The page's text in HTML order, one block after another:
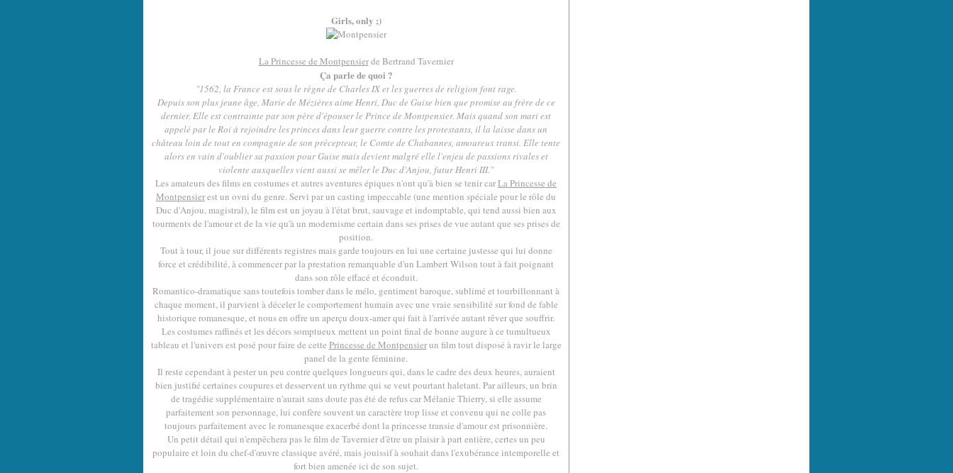
Girls, only ;)
La Princesse de Montpensierde Bertrand Tavernier
Ça parle de quoi ?
"1562, la France est sous le règne de Charles IX et les guerres de religion font rage.
Depuis son plus jeune âge, Marie de Mézières aime Henri, Duc de Guise bien que promise au frère de ce
dernier. Elle est contrainte par son père d'épouser le Prince de Montpensier. Mais quand son mari est
appelé par le Roi à rejoindre les princes dans leur guerre contre les protestants, il la laisse dans un
château loin de tout en compagnie de son précepteur, le Comte de Chabannes, amoureux transi. Elle tente
alors en vain d'oublier sa passion pour Guise mais devient malgré elle l'enjeu de passions rivales et
violente auxquelles vient aussi se mêler le Duc d'Anjou, futur Henri III."
Les amateurs des films en costumes et autres aventures épiques n'ont qu'à bien se tenir carLa Princesse de
Montpensierest un ovni du genre. Servi par un casting impeccable (une mention spéciale pour le rôle du
Duc d'Anjou, magistral), le film est un joyau à l'état brut, sauvage et indomptable, qui tend aussi bien aux
tourments de l'amour et de la vie qu'à un modernisme certain dans ses prises de vue autant que ses prises de
position.
Tout à tour, il joue sur différents registres mais garde toujours en lui une certaine justesse qui lui donne
force et crédibilité, à commencer par la prestation remarquable d'un Lambert Wilson tout à fait poignant
dans son rôle effacé et éconduit.
Romantico-dramatique sans toutefois tomber dans le mélo, gentiment baroque, sublimé et tourbillonnant à
chaque moment, il parvient à déceler le comportement humain avec une vraie sensibilité sur fond de fable
historique romanesque, et nous en offre un aperçu doux-amer qui fait à l'arrivée autant rêver que souffrir.
Les costumes raffinés et les décors somptueux mettent un point final de bonne augure à ce tumultueux
tableau et l'univers est posé pour faire de cette Princesse de Montpensierun film tout disposé à ravir le large
panel de la gente féminine.
Il reste cependant à pester un peu contre quelques longueurs qui, dans le cadre des deux heures, auraient
bien justifié certaines coupures et desservent un rythme qui se veut pourtant haletant. Par ailleurs, un brin
de tragédie supplémentaire n'aurait sans doute pas été de refus car Mélanie Thierry, si elle assume
parfaitement son personnage, lui confère souvent un caractère trop lisse et convenu qui ne colle pas
toujours parfaitement avec le romanesque exacerbé dont la princesse transie d'amour est prisonnière.
Un petit détail qui n'empêchera pas le film de Tavernier d'être un plaisir à part entière, certes un peu
populaire et loin du chef-d'œuvre classique avéré, mais jouissif à souhait dans l'exubérance intemporelle et
fort bien amenée ici de son sujet.